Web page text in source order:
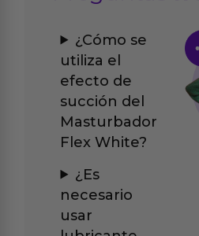
¿Cómo se
utiliza el
efecto de
succión del
Masturbador
Flex White?
¿Es
necesario
usar